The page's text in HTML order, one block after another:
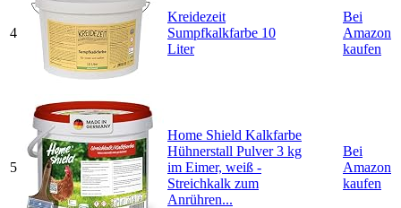
4
Kreidezeit
Sumpfkalkfarbe 10
Liter
Bei
Amazon
kaufen
5
Home Shield Kalkfarbe
Hühnerstall Pulver 3 kg
im Eimer, weiß -
Streichkalk zum
Anrühren...
Bei
Amazon
kaufen